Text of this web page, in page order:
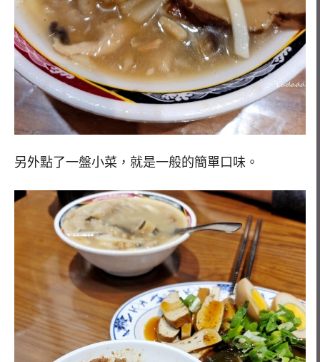
另外點了一盤小菜，就是一般的簡單口味。